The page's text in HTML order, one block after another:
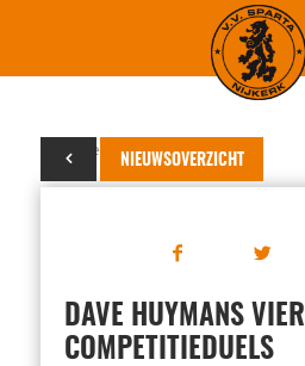
NIEUWSOVERZICHT
12 december 2013
DAVE HUYMANS VIER
COMPETITIEDUELS